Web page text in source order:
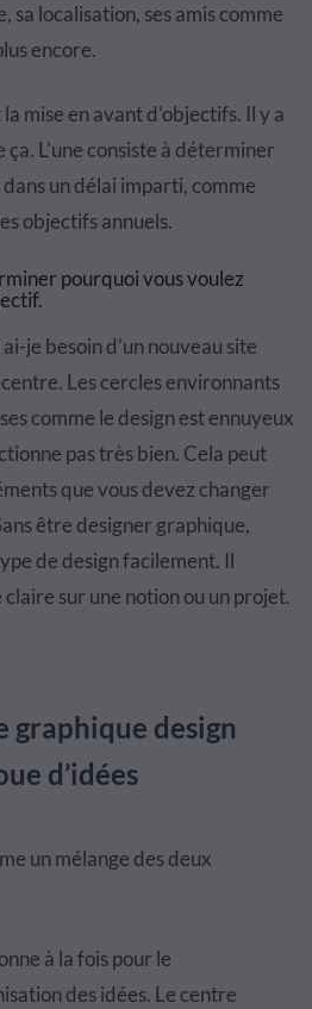
localisation, ses amis comme
encore.
mise en avant d'objectifs. Il y a
ça. L'une consiste à déterminer
un délai imparti, comme
objectifs annuels.
pourquoi vous voulez
je besoin d'un nouveau site
Les cercles environnants
comme le design est ennuyeux
pas très bien. Cela peut
que vous devez changer
être designer graphique,
de design facilement. Il
sur une notion ou un projet.
graphique design
d’idées
un mélange des deux
à la fois pour le
des idées. Le centre